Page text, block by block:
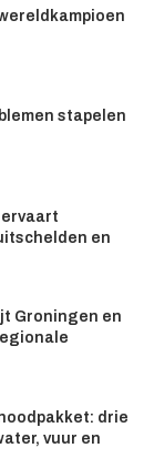
stapelen
en
Groningen en
drie
vuur en